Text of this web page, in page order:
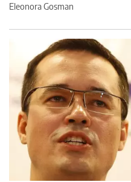
Eleonora Gosman